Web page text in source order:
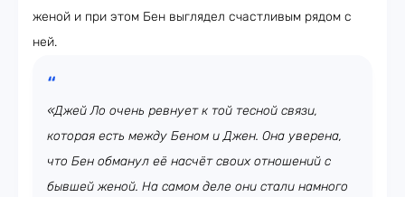
женой и при этом Бен выглядел счастливым рядом с
ней.
«Джей Ло очень ревнует к той тесной связи,
которая есть между Беном и Джен. Она уверена,
что Бен обманул её насчёт своих отношений с
бывшей женой. На самом деле они стали намного